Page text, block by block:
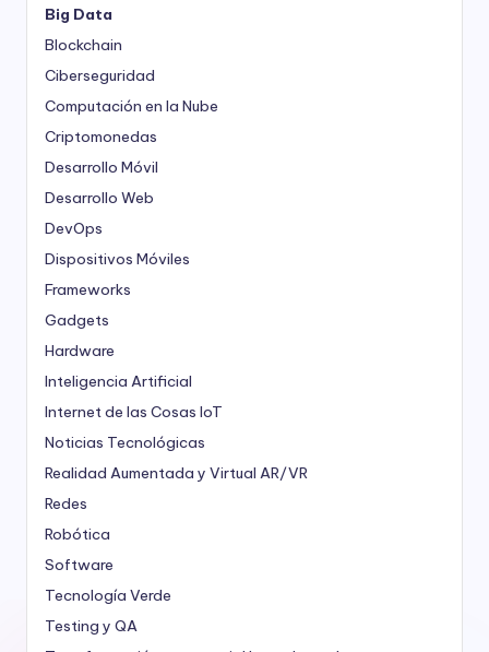
Big Data
Blockchain
Ciberseguridad
Computación en la Nube
Criptomonedas
Desarrollo Móvil
Desarrollo Web
DevOps
Dispositivos Móviles
Frameworks
Gadgets
Hardware
Inteligencia Artificial
Internet de las Cosas IoT
Noticias Tecnológicas
Realidad Aumentada y Virtual AR/VR
Redes
Robótica
Software
Tecnología Verde
Testing y QA